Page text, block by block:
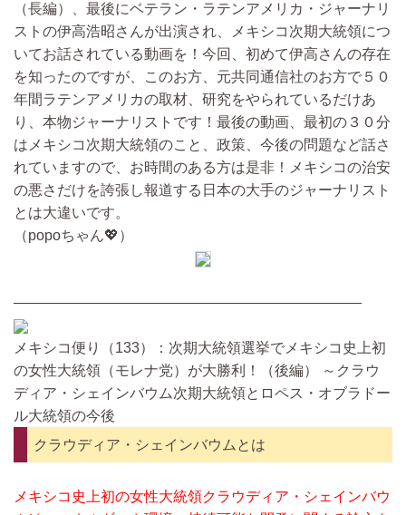
（長編）、最後にベテラン・ラテンアメリカ・ジャーナリ
ストの伊高浩昭さんが出演され、メキシコ次期大統領につ
いてお話されている動画を！今回、初めて伊高さんの存在
を知ったのですが、このお方、元共同通信社のお方で５０
年間ラテンアメリカの取材、研究をやられているだけあ
り、本物ジャーナリストです！最後の動画、最初の３０分
はメキシコ次期大統領のこと、政策、今後の問題など話さ
れていますので、お時間のある方は是非！メキシコの治安
の悪さだけを誇張し報道する日本の大手のジャーナリスト
とは大違いです。
（popoちゃん💖）
————————————————————————
メキシコ便り（133）：次期大統領選挙でメキシコ史上初
の女性大統領（モレナ党）が大勝利！（後編） ～クラウ
ディア・シェインバウム次期大統領とロペス・オブラドー
ル大統領の今後
クラウディア・シェインバウムとは
メキシコ史上初の女性大統領クラウディア・シェインバウ